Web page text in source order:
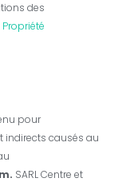
des
pour
indirects causés au
SARL Centre et